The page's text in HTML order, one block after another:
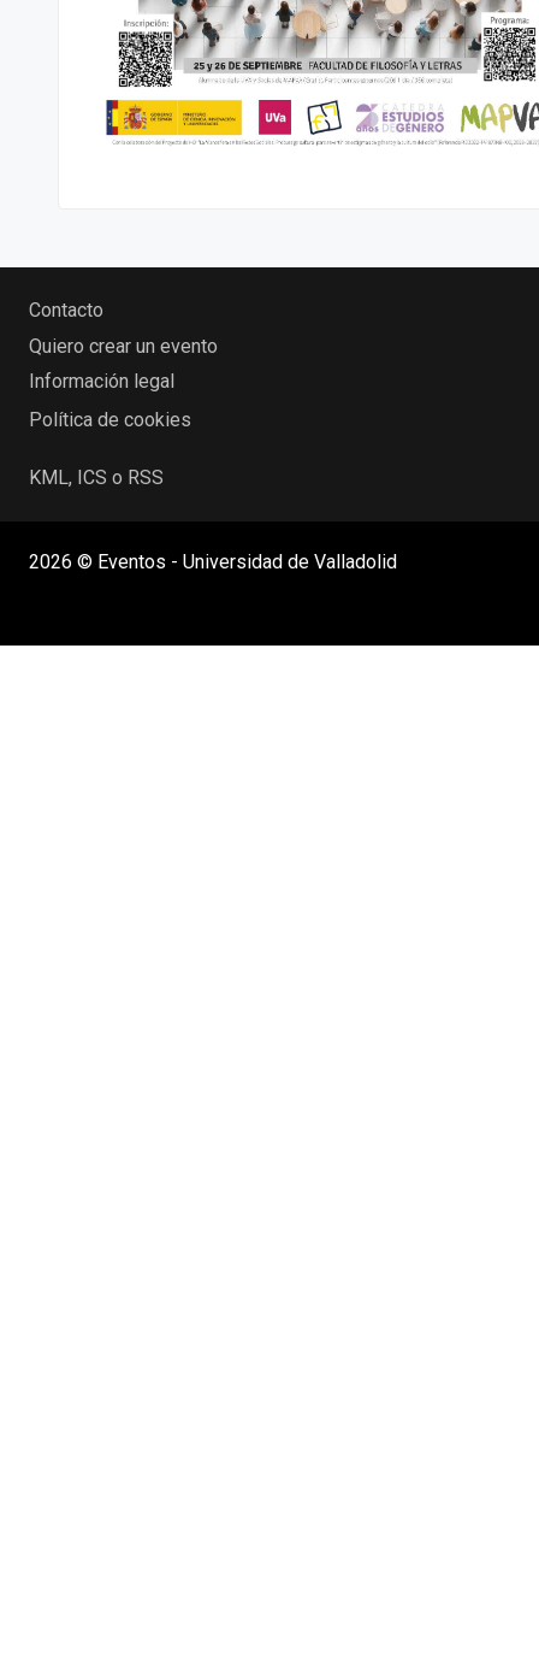
Contacto
Quiero crear un evento
Información legal
Política de cookies
KML, ICS o RSS
2026 © Eventos - Universidad de Valladolid